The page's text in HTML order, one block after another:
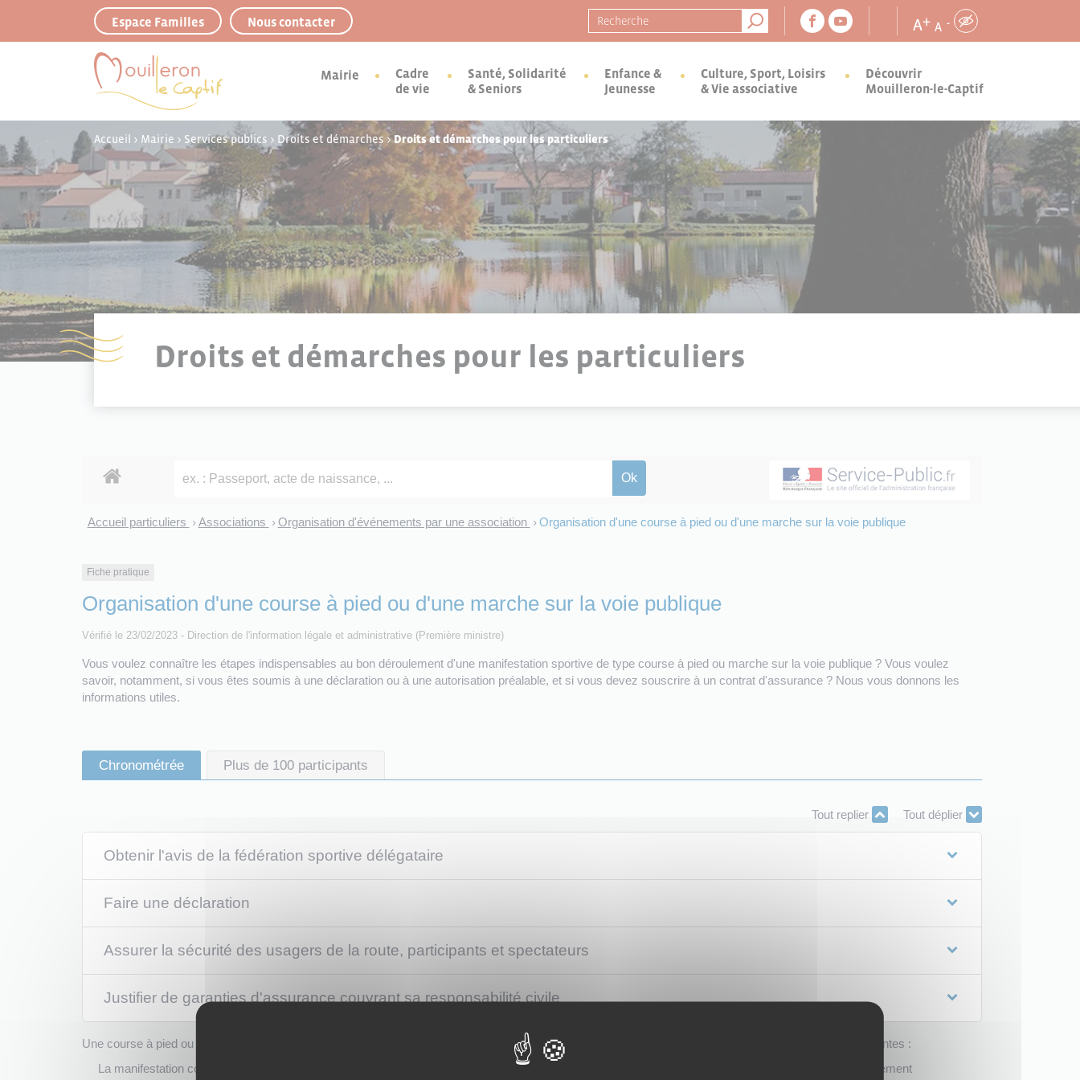
Espace Familles Nous contacter Recherche pour : A+ A -
Mairie
Cadre
de vie
Santé, Solidarité
& Seniors
Enfance &
Jeunesse
Culture, Sport, Loisirs
& Vie associative
Découvrir
Mouilleron-le-Captif
Accueil > Mairie > Services publics > Droits et démarches >Droits et démarches pour les particuliers
Droits et démarches pour les particuliers
Accueil particuliers > Associations > Organisation d'événements par une association > Organisation d'une course à pied ou d'une marche sur la voie publique
Fiche pratique
Organisation d'une course à pied ou d'une marche sur la voie publique
Vérifié le 23/02/2023 - Direction de l'information légale et administrative (Première ministre)
Vous voulez connaître les étapes indispensables au bon déroulement d'une manifestation sportive de type course à pied ou marche sur la voie publique ? Vous voulez
savoir, notamment, si vous êtes soumis à une déclaration ou à une autorisation préalable, et si vous devez souscrire à un contrat d'assurance ? Nous vous donnons les
informations utiles.
Chronométrée Plus de 100 participants
Tout replier Tout déplier
Obtenir l'avis de la fédération sportive délégataire
Faire une déclaration
Assurer la sécurité des usagers de la route, participants et spectateurs
Justifier de garanties d'assurance couvrant sa responsabilité civile
Une course à pied ou une marche qui se déroule en tout ou partie sur la voie publique est soumise à déclaration si elle remplit l'une des 2 conditions suivantes :
La manifestation consiste en des <span class="miseenevidence">épreuves, courses ou compétitions chronométrées</span> donnant lieu à un classement
Panneau de gestion des cookies